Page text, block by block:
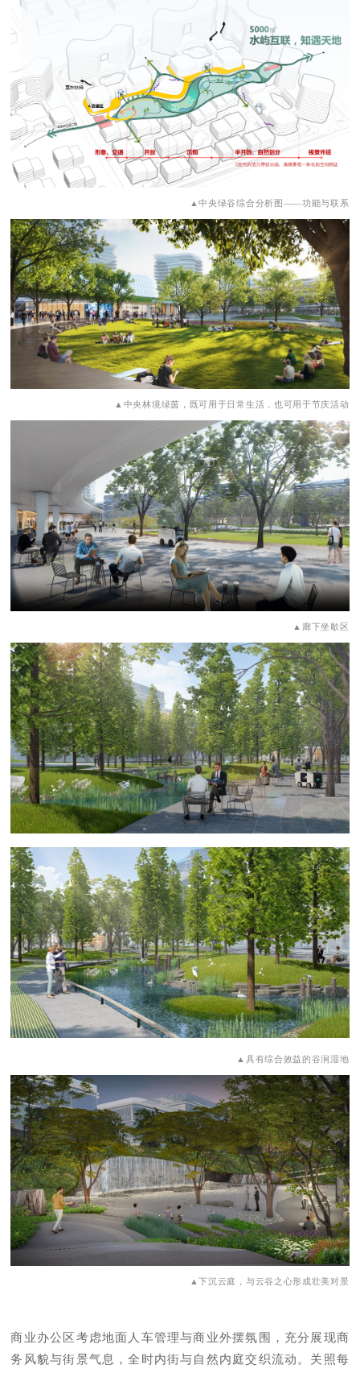
▲中央绿谷综合分析图——功能与联系
▲中央林境绿茵，既可用于日常生活，也可用于节庆活动
▲廊下坐歇区
▲具有综合效益的谷涧湿地
▲下沉云庭，与云谷之心形成壮美对景
商业办公区考虑地面人车管理与商业外摆氛围，充分展现商
务风貌与街景气息，全时内街与自然内庭交织流动。关照每